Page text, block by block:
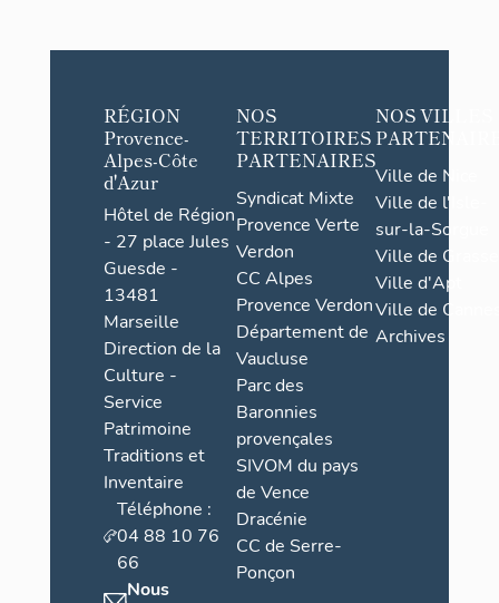
RÉGION
Provence-
Alpes-Côte
d'Azur
Hôtel de Région
- 27 place Jules
Guesde -
13481
Marseille
Direction de la
Culture -
Service
Patrimoine
Traditions et
Inventaire
Téléphone :
04 88 10 76
66
Nous
NOS
TERRITOIRES
PARTENAIRES
Syndicat Mixte
Provence Verte
Verdon
CC Alpes
Provence Verdon
Département de
Vaucluse
Parc des
Baronnies
provençales
SIVOM du pays
de Vence
Dracénie
CC de Serre-
Ponçon
NOS VILLES
Ville de Nice
Ville de l'Isle-
sur-la-Sorgue
Ville de Grasse
Ville d'Apt
Ville de
Archives